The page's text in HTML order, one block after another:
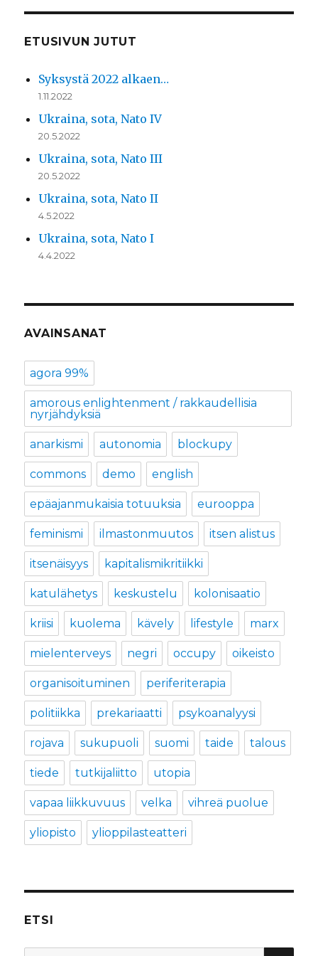
ETUSIVUN JUTUT
Syksystä 2022 alkaen…
1.11.2022
Ukraina, sota, Nato IV
20.5.2022
Ukraina, sota, Nato III
20.5.2022
Ukraina, sota, Nato II
4.5.2022
Ukraina, sota, Nato I
4.4.2022
AVAINSANAT
agora 99%
amorous enlightenment / rakkaudellisia
nyrjähdyksiä
anarkismi autonomia blockupy
commons demo english
epäajanmukaisia totuuksia eurooppa
feminismi ilmastonmuutos itsen alistus
itsenäisyys kapitalismikritiikki
katulähetys keskustelu kolonisaatio
kriisi kuolema kävely lifestyle marx
mielenterveys negri occupy oikeisto
organisoituminen periferiterapia
politiikka prekariaatti psykoanalyysi
rojava sukupuoli suomi taide talous
tiede tutkijaliitto utopia
vapaa liikkuvuus velka vihreä puolue
yliopisto ylioppilasteatteri
ETSI